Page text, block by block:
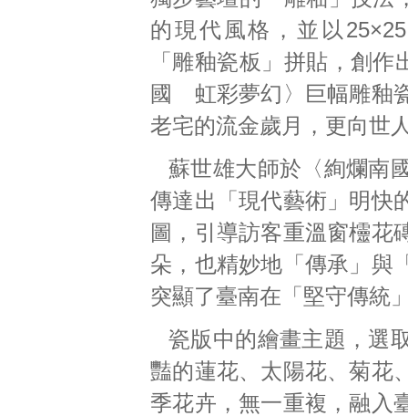
的現代風格，並以
「雕釉瓷板」拼貼，創作
國 虹彩夢幻〉巨幅雕釉
老宅的流金歲月，更向世
蘇世雄大師於〈絢爛南
傳達出「現代藝術」明快
圖，引導訪客重溫窗欞花
朵，也精妙地「傳承」與
突顯了臺南在「堅守傳統
瓷版中的繪畫主題，選
豔的蓮花、太陽花、菊花
季花卉，無一重複，融入